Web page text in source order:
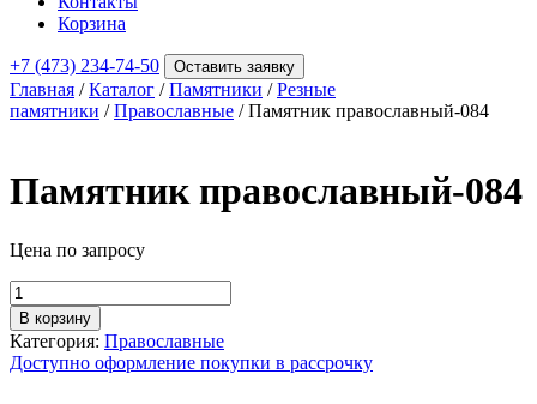
Корзина
+7 (473) 234-74-50 Оставить заявку
Главная /Каталог /Памятники /Резные
памятники /Православные / Памятник православный-084
Памятник православный-084
Цена по запросу
Количество
товара
Памятник
православный-084
В корзину
Категория: Православные
Доступно оформление покупки в рассрочку